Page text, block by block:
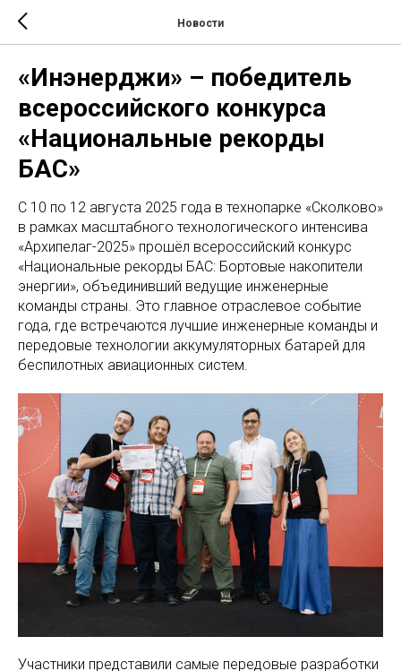
Новости
«Инэнерджи» – победитель
всероссийского конкурса
«Национальные рекорды
БАС»
С 10 по 12 августа 2025 года в технопарке «Сколково»
в рамках масштабного технологического интенсива
«Архипелаг-2025» прошёл всероссийский конкурс
«Национальные рекорды БАС: Бортовые накопители
энергии», объединивший ведущие инженерные
команды страны. Это главное отраслевое событие
года, где встречаются лучшие инженерные команды и
передовые технологии аккумуляторных батарей для
беспилотных авиационных систем.
Участники представили самые передовые разработки